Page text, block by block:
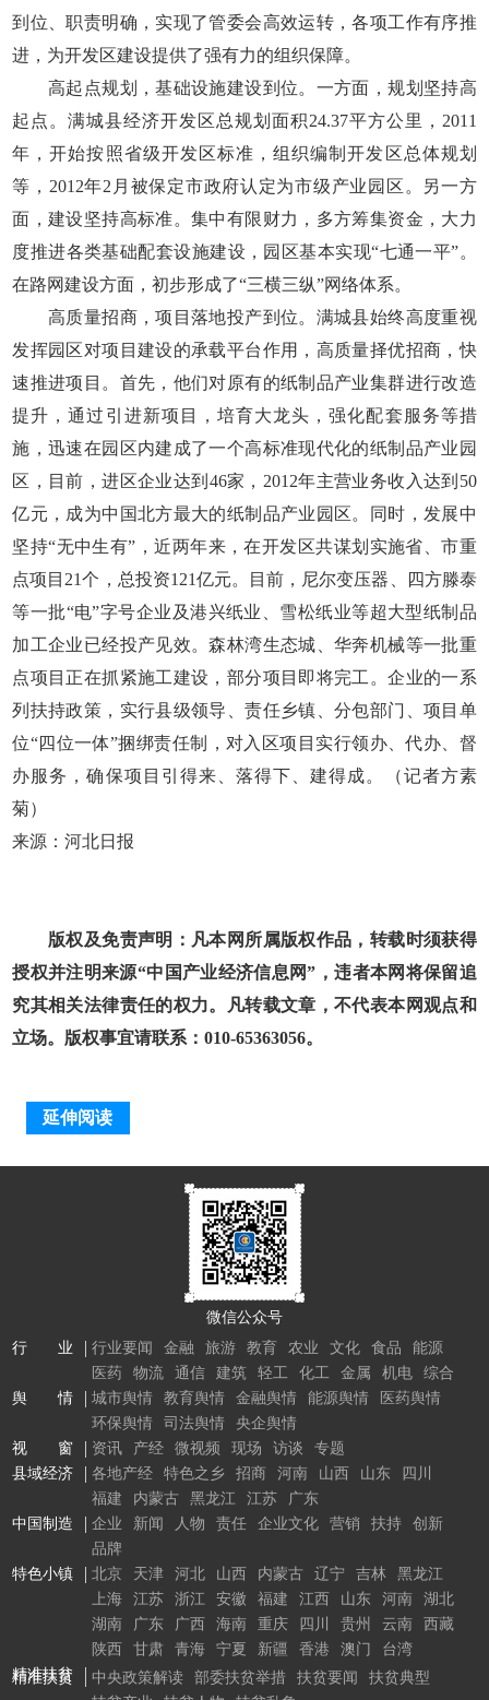
到位、职责明确，实现了管委会高效运转，各项工作有序推
进，为开发区建设提供了强有力的组织保障。
高起点规划，基础设施建设到位。一方面，规划坚持高
起点。满城县经济开发区总规划面积24.37平方公里，2011
年，开始按照省级开发区标准，组织编制开发区总体规划
等，2012年2月被保定市政府认定为市级产业园区。另一方
面，建设坚持高标准。集中有限财力，多方筹集资金，大力
度推进各类基础配套设施建设，园区基本实现“七通一平”。
在路网建设方面，初步形成了“三横三纵”网络体系。
高质量招商，项目落地投产到位。满城县始终高度重视
发挥园区对项目建设的承载平台作用，高质量择优招商，快
速推进项目。首先，他们对原有的纸制品产业集群进行改造
提升，通过引进新项目，培育大龙头，强化配套服务等措
施，迅速在园区内建成了一个高标准现代化的纸制品产业园
区，目前，进区企业达到46家，2012年主营业务收入达到50
亿元，成为中国北方最大的纸制品产业园区。同时，发展中
坚持“无中生有”，近两年来，在开发区共谋划实施省、市重
点项目21个，总投资121亿元。目前，尼尔变压器、四方滕泰
等一批“电”字号企业及港兴纸业、雪松纸业等超大型纸制品
加工企业已经投产见效。森林湾生态城、华奔机械等一批重
点项目正在抓紧施工建设，部分项目即将完工。企业的一系
列扶持政策，实行县级领导、责任乡镇、分包部门、项目单
位“四位一体”捆绑责任制，对入区项目实行领办、代办、督
办服务，确保项目引得来、落得下、建得成。（记者方素
菊）
来源：河北日报
版权及免责声明：凡本网所属版权作品，转载时须获得
授权并注明来源“中国产业经济信息网”，违者本网将保留追
究其相关法律责任的权力。凡转载文章，不代表本网观点和
立场。版权事宜请联系：010-65363056。
延伸阅读
微信公众号
行 业
行业要闻 金融 旅游 教育 农业 文化 食品
能源
医药
物流 通信 建筑 轻工 化工 金属 机电
综合
舆 情
城市舆情 教育舆情 金融舆情 能源舆情
医药舆情
环保舆情
司法舆情
央企舆情
视 窗
资讯 产经 微视频 现场 访谈
专题
县域经济
各地产经 特色之乡 招商 河南 山西 山东
四川
福建
内蒙古 黑龙江 江苏
广东
中国制造
企业 新闻 人物 责任 企业文化 营销 扶持
创新
品牌
特色小镇
北京 天津 河北 山西 内蒙古 辽宁 吉林
黑龙江
上海
江苏 浙江 安徽 福建 江西 山东 河南
湖北
湖南
广东 广西 海南 重庆 四川 贵州 云南
西藏
陕西
甘肃 青海 宁夏 新疆 香港 澳门
台湾
精准扶贫
精准扶贫 中央政策解读 部委扶贫举措 扶贫要闻
扶贫典型